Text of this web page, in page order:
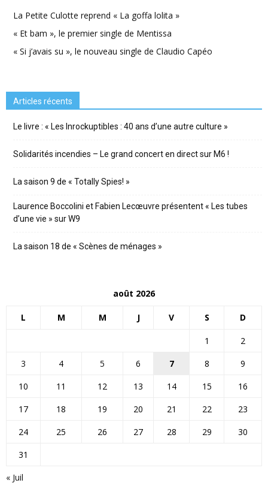
La Petite Culotte reprend « La goffa lolita »
« Et bam », le premier single de Mentissa
« Si j’avais su », le nouveau single de Claudio Capéo
Articles récents
Le livre : « Les Inrockuptibles : 40 ans d’une autre culture »
Solidarités incendies – Le grand concert en direct sur M6 !
La saison 9 de « Totally Spies! »
Laurence Boccolini et Fabien Lecœuvre présentent « Les tubes
d’une vie » sur W9
La saison 18 de « Scènes de ménages »
août 2026
L M M J V S D
« Juil
1
2
3
4 5 6 7 8
9
10
11 12 13 14 15
16
17
18 19 20 21 22
23
24
25 26 27 28 29
30
31